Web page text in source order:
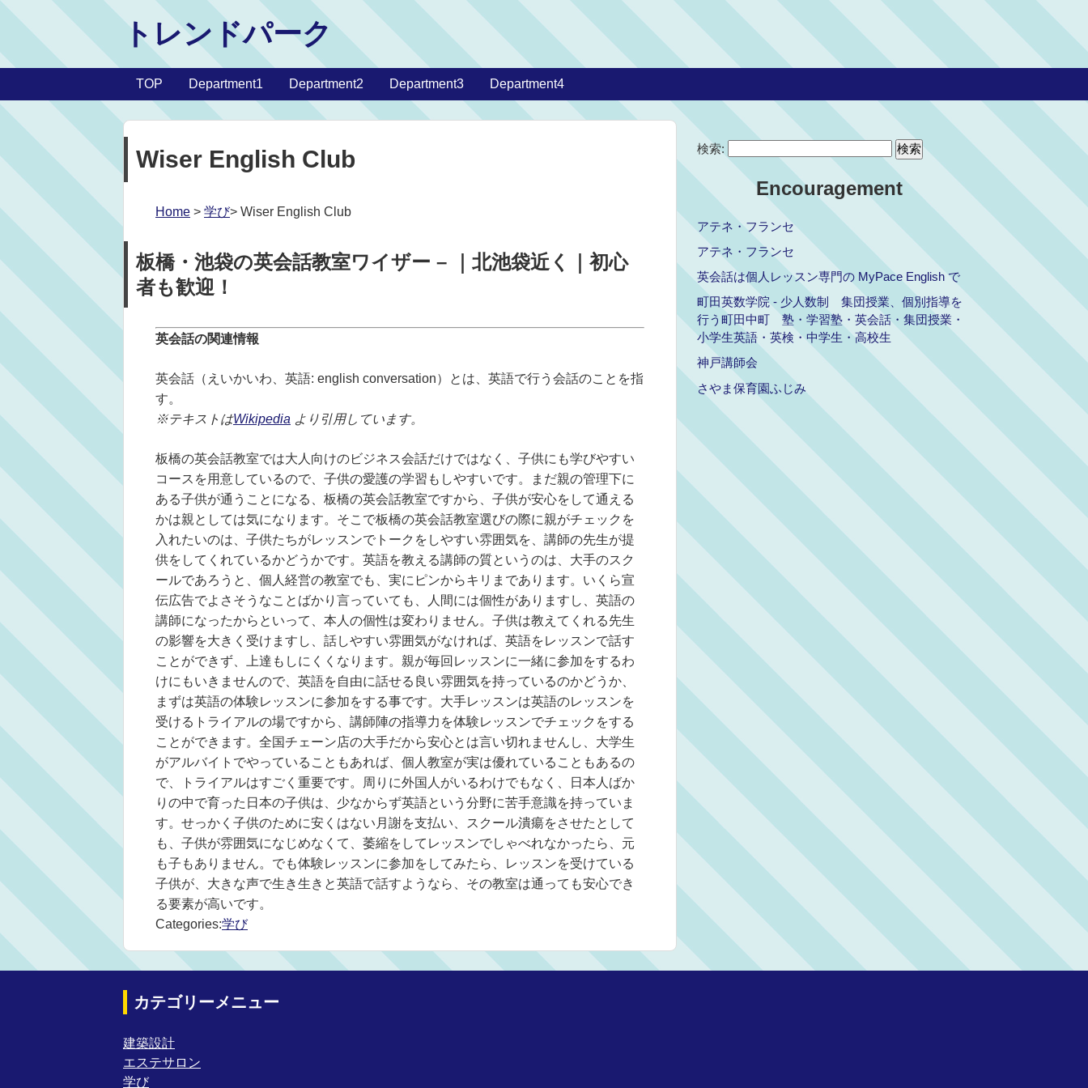
トレンドパーク
TOP Department1 Department2 Department3 Department4
Wiser English Club
Home > 学び> Wiser English Club
板橋・池袋の英会話教室ワイザー – ｜北池袋近く｜初心
者も歓迎！
英会話の関連情報
英会話（えいかいわ、英語: english conversation）とは、英語で行う会話のことを指
す。
※テキストはWikipedia より引用しています。
板橋の英会話教室では大人向けのビジネス会話だけではなく、子供にも学びやすい
コースを用意しているので、子供の愛護の学習もしやすいです。まだ親の管理下に
ある子供が通うことになる、板橋の英会話教室ですから、子供が安心をして通える
かは親としては気になります。そこで板橋の英会話教室選びの際に親がチェックを
入れたいのは、子供たちがレッスンでトークをしやすい雰囲気を、講師の先生が提
供をしてくれているかどうかです。英語を教える講師の質というのは、大手のスク
ールであろうと、個人経営の教室でも、実にピンからキリまであります。いくら宣
伝広告でよさそうなことばかり言っていても、人間には個性がありますし、英語の
講師になったからといって、本人の個性は変わりません。子供は教えてくれる先生
の影響を大きく受けますし、話しやすい雰囲気がなければ、英語をレッスンで話す
ことができず、上達もしにくくなります。親が毎回レッスンに一緒に参加をするわ
けにもいきませんので、英語を自由に話せる良い雰囲気を持っているのかどうか、
まずは英語の体験レッスンに参加をする事です。大手レッスンは英語のレッスンを
受けるトライアルの場ですから、講師陣の指導力を体験レッスンでチェックをする
ことができます。全国チェーン店の大手だから安心とは言い切れませんし、大学生
がアルバイトでやっていることもあれば、個人教室が実は優れていることもあるの
で、トライアルはすごく重要です。周りに外国人がいるわけでもなく、日本人ばか
りの中で育った日本の子供は、少なからず英語という分野に苦手意識を持っていま
す。せっかく子供のために安くはない月謝を支払い、スクール潰瘍をさせたとして
も、子供が雰囲気になじめなくて、萎縮をしてレッスンでしゃべれなかったら、元
も子もありません。でも体験レッスンに参加をしてみたら、レッスンを受けている
子供が、大きな声で生き生きと英語で話すようなら、その教室は通っても安心でき
る要素が高いです。
Categories:学び
検索:
Encouragement
アテネ・フランセ
アテネ・フランセ
英会話は個人レッスン専門の MyPace English で
町田英数学院 - 少人数制 集団授業、個別指導を
行う町田中町 塾・学習塾・英会話・集団授業・
小学生英語・英検・中学生・高校生
神戸講師会
さやま保育園ふじみ
カテゴリーメニュー
建築設計
エステサロン
学び